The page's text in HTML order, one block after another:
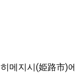
메지시(姫路市)